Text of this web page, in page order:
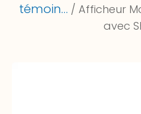
témoin… / Afficheur
avec